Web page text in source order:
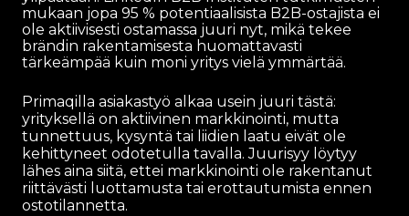
mukaan jopa 95 % potentiaalisista B2B-ostajista ei
ole aktiivisesti ostamassa juuri nyt, mikä tekee
brändin rakentamisesta huomattavasti
tärkeämpää kuin moni yritys vielä ymmärtää.
Primaqilla asiakastyö alkaa usein juuri tästä:
yrityksellä on aktiivinen markkinointi, mutta
tunnettuus, kysyntä tai liidien laatu eivät ole
kehittyneet odotetulla tavalla. Juurisyy löytyy
lähes aina siitä, ettei markkinointi ole rakentanut
riittävästi luottamusta tai erottautumista ennen
ostotilannetta.